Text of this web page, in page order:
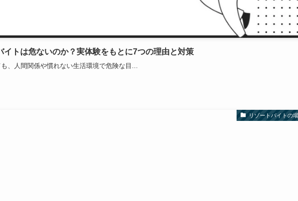
イトは危ないのか？実体験をもとに7つの理由と対策
、人間関係や慣れない生活環境で危険な目...
リゾートバイトの